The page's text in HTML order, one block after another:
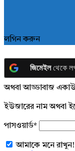
লগিন করুন
জিমেইলথেকে
অথবা আড্ডাবাজ
ইউজারের নাম অথবা
পাসওয়ার্ড*
আমাকে মনে রাখুন!